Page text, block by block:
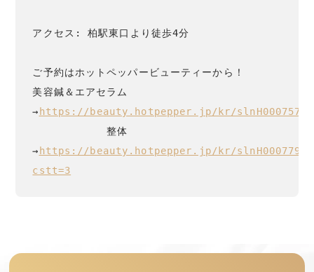
アクセス: 柏駅東口より徒歩4分
ご予約はホットペッパービューティーから！
美容鍼＆エアセラム
→ https://beauty.hotpepper.jp/kr/
整体
→ https://beauty.hotpepper.jp/kr/
cstt=3